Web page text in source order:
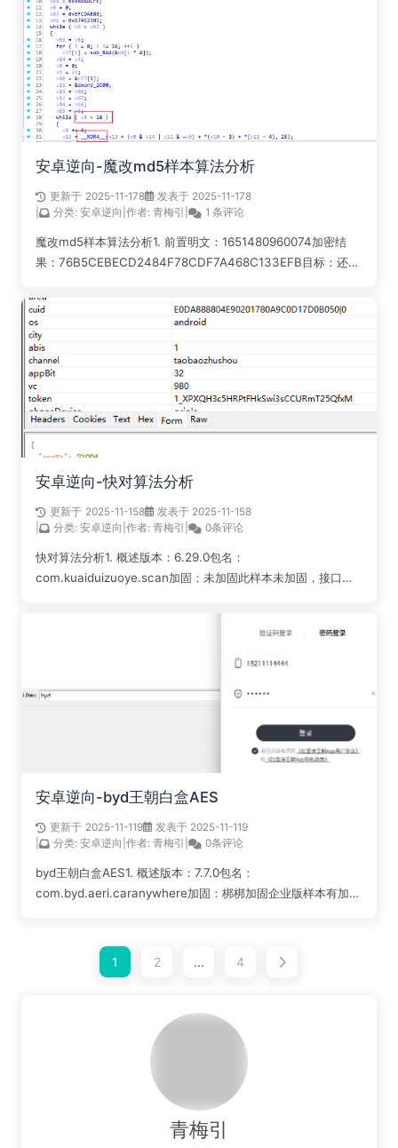
单...
阅读全文...
安卓逆向-魔改md5样本算法分析
发表于 2025-11-178
更新于 2025-11-178
分类: 安卓逆向 作者: 青梅引 1 条评论
魔改md5样本算法分析1. 前置明文：1651480960074加密结
果：76B5CEBECD2484F78CDF7A468C133EFB目标：还原
所写，具体写了些什么我也不记得了，有问题请留...
阅读全文...
安卓逆向-快对算法分析
发表于 2025-11-158
更新于 2025-11-158
分类: 安卓逆向 作者: 青梅引 0条评论
快对算法分析1. 概述版本：6.29.0包名：
com.kuaiduizuoye.scan加固：未加固此样本未加固，接口是
安卓逆向-byd王朝白盒AES
发表于 2025-11-119
更新于 2025-11-119
分类: 安卓逆向 作者: 青梅引 0条评论
byd王朝白盒AES1. 概述版本：7.7.0包名：
com.byd.aeri.caranywhere加固：梆梆加固企业版样本有加
1 2 ... 4
青梅引